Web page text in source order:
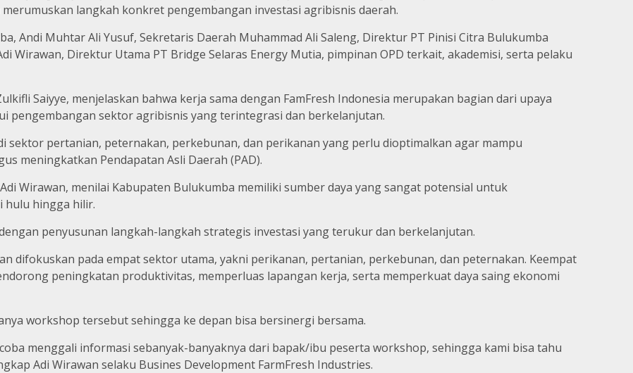
langkah konkret pengembangan investasi agribisnis daerah.
Andi Muhtar Ali Yusuf, Sekretaris Daerah Muhammad Ali Saleng, Direktur PT Pinisi Citra Bulukumba
Wirawan, Direktur Utama PT Bridge Selaras Energy Mutia, pimpinan OPD terkait, akademisi, serta pelaku
Saiyye, menjelaskan bahwa kerja sama dengan FamFresh Indonesia merupakan bagian dari upaya
pengembangan sektor agribisnis yang terintegrasi dan berkelanjutan.
sektor pertanian, peternakan, perkebunan, dan perikanan yang perlu dioptimalkan agar mampu
meningkatkan Pendapatan Asli Daerah (PAD).
Wirawan, menilai Kabupaten Bulukumba memiliki sumber daya yang sangat potensial untuk
hulu hingga hilir.
penyusunan langkah-langkah strategis investasi yang terukur dan berkelanjutan.
difokuskan pada empat sektor utama, yakni perikanan, pertanian, perkebunan, dan peternakan. Keempat
peningkatan produktivitas, memperluas lapangan kerja, serta memperkuat daya saing ekonomi
workshop tersebut sehingga ke depan bisa bersinergi bersama.
menggali informasi sebanyak-banyaknya dari bapak/ibu peserta workshop, sehingga kami bisa tahu
Adi Wirawan selaku Busines Development FarmFresh Industries.